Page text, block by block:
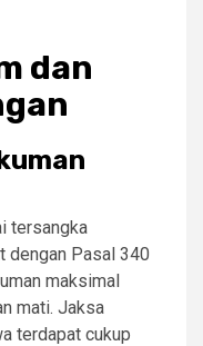
dan
tersangka
dengan Pasal 340
maksimal
mati. Jaksa
terdapat cukup